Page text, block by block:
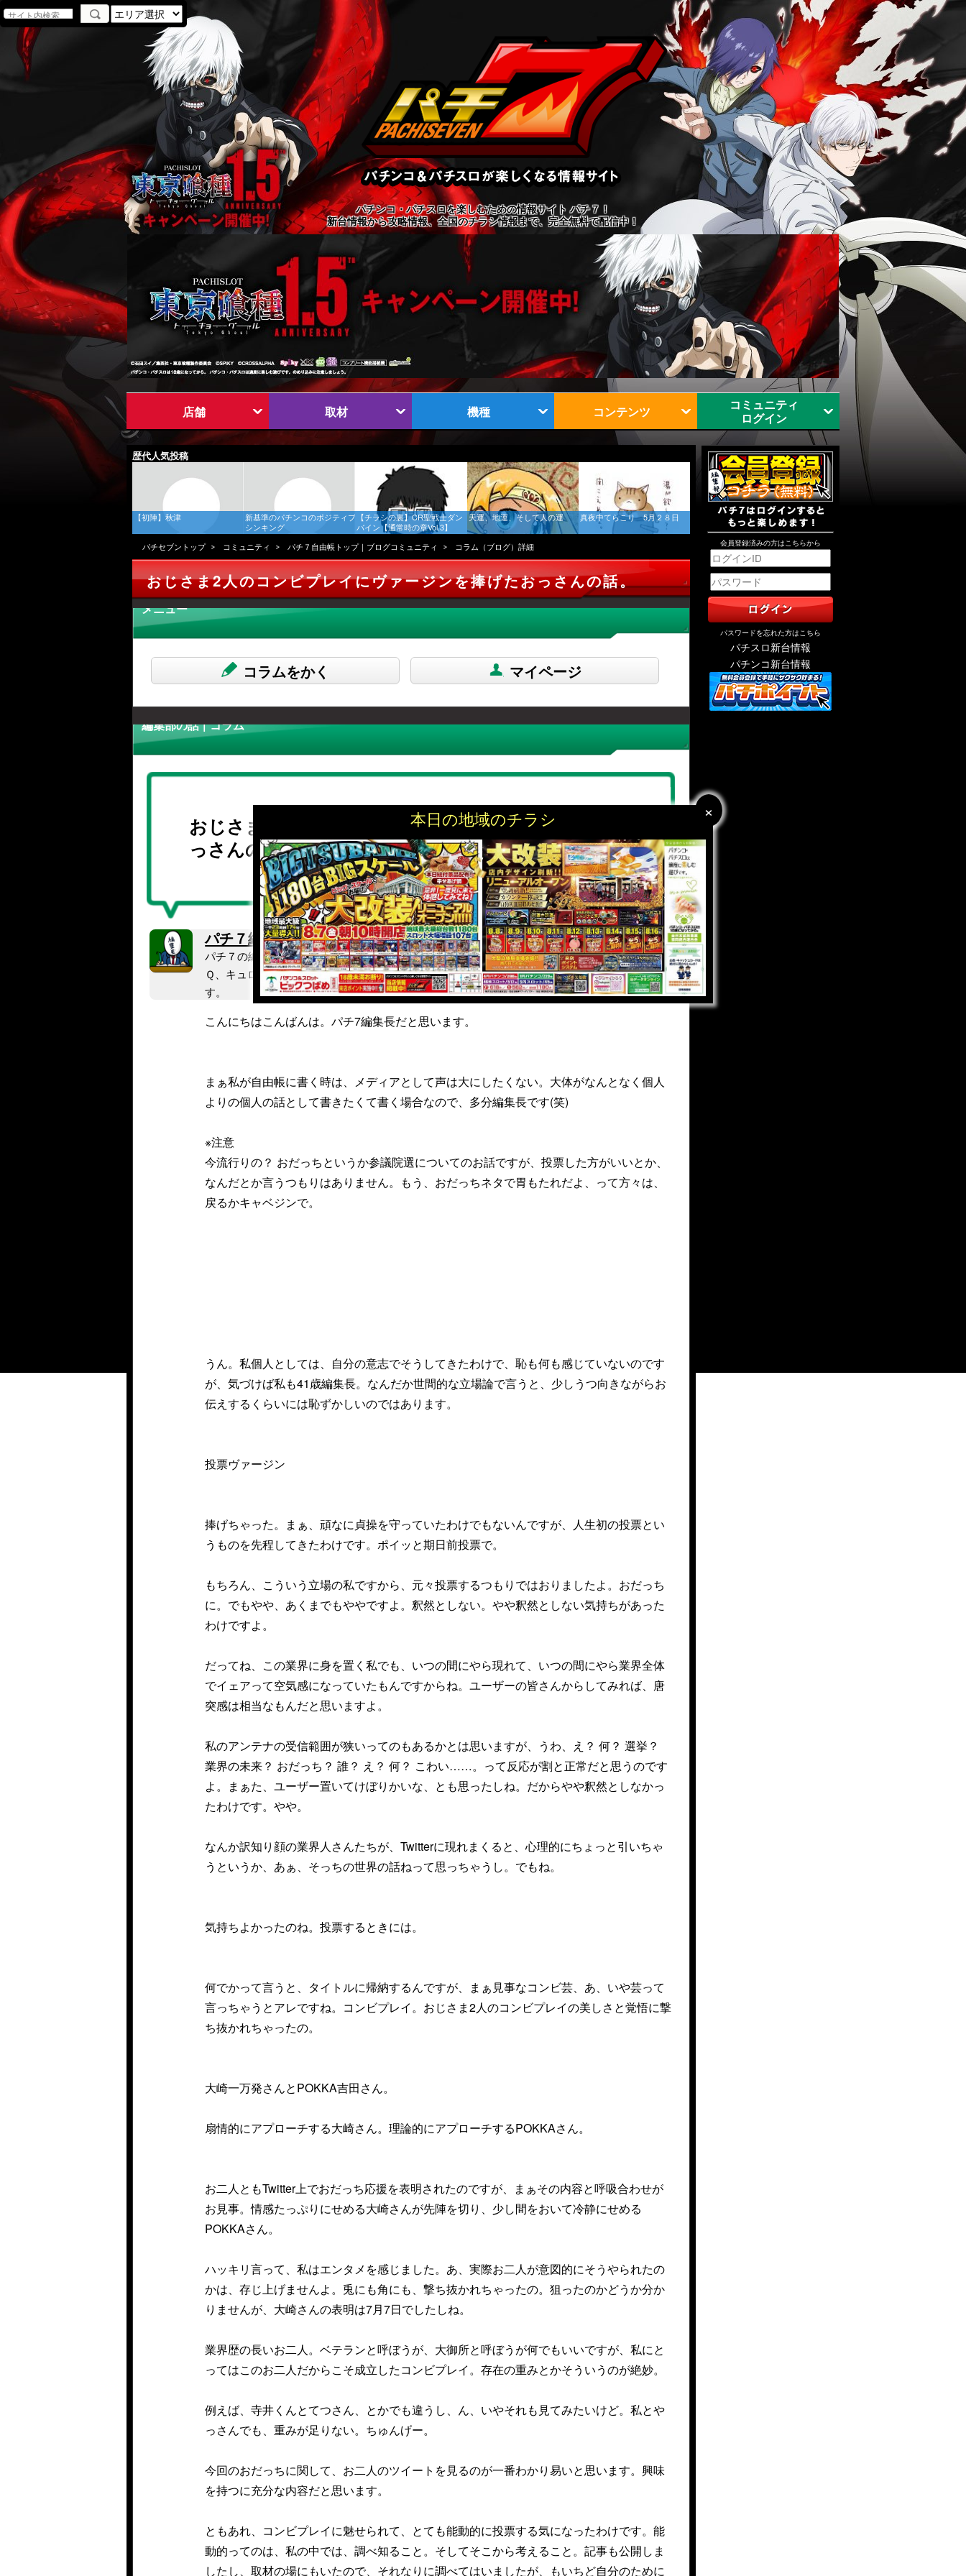
×
×
本日の地域のチラシ
パチンコ・パチスロを楽しむための情報サイト パチ７！
新台情報から攻略情報、全国のチラシ情報まで、完全無料で配信中！
店舗 取材 機種 コンテンツ
コミュニティ
ログイン
歴代人気投稿
【初陣】秋津
新基準のパチンコのポジティブ
シンキング
【チラシの裏】CR聖戦士ダン
バイン【通常時の章Vol.3】
天運、地運、そして人の運 真夜中てらこり 5月２８日
パチセブントップ コミュニティ パチ７自由帳トップ｜ブログコミュニティ コラム（ブログ）詳細
おじさま2人のコンビプレイにヴァージンを捧げたおっさんの話。
メニュー
コラムをかく マイページ
編集部の話 | コラム
おじさま2人のコンビプレイにヴァージンを捧げたお
っさんの話。
パチ７編集長さん
パチ７の編集長やっています。 歴代好きな機種は「花火、ホロ
Ｑ、キュロゴス、初代ルパン」など。どうぞよろしくお願いしま
す。
投稿日：2019/07/13 20:18
こんにちはこんばんは。パチ7編集長だと思います。
まぁ私が自由帳に書く時は、メディアとして声は大にしたくない。大体がなんとなく個人
よりの個人の話として書きたくて書く場合なので、多分編集長です(笑)
※注意
今流行りの？ おだっちというか参議院選についてのお話ですが、投票した方がいいとか、
なんだとか言うつもりはありません。もう、おだっちネタで胃もたれだよ、って方々は、
戻るかキャベジンで。
うん。私個人としては、自分の意志でそうしてきたわけで、恥も何も感じていないのです
が、気づけば私も41歳編集長。なんだか世間的な立場論で言うと、少しうつ向きながらお
伝えするくらいには恥ずかしいのではあります。
投票ヴァージン
捧げちゃった。まぁ、頑なに貞操を守っていたわけでもないんですが、人生初の投票とい
うものを先程してきたわけです。ポイッと期日前投票で。
もちろん、こういう立場の私ですから、元々投票するつもりではおりましたよ。おだっち
に。でもやや、あくまでもややですよ。釈然としない。やや釈然としない気持ちがあった
わけですよ。
だってね、この業界に身を置く私でも、いつの間にやら現れて、いつの間にやら業界全体
でイェアって空気感になっていたもんですからね。ユーザーの皆さんからしてみれば、唐
突感は相当なもんだと思いますよ。
私のアンテナの受信範囲が狭いってのもあるかとは思いますが、うわ、え？ 何？ 選挙？
業界の未来？ おだっち？ 誰？ え？ 何？ こわい……。って反応が割と正常だと思うのです
よ。まぁた、ユーザー置いてけぼりかいな、とも思ったしね。だからやや釈然としなかっ
たわけです。やや。
なんか訳知り顔の業界人さんたちが、Twitterに現れまくると、心理的にちょっと引いちゃ
うというか、あぁ、そっちの世界の話ねって思っちゃうし。でもね。
気持ちよかったのね。投票するときには。
何でかって言うと、タイトルに帰納するんですが、まぁ見事なコンビ芸、あ、いや芸って
言っちゃうとアレですね。コンビプレイ。おじさま2人のコンビプレイの美しさと覚悟に撃
ち抜かれちゃったの。
大崎一万発さんとPOKKA吉田さん。
扇情的にアプローチする大崎さん。理論的にアプローチするPOKKAさん。
お二人ともTwitter上でおだっち応援を表明されたのですが、まぁその内容と呼吸合わせが
お見事。情感たっぷりにせめる大崎さんが先陣を切り、少し間をおいて冷静にせめる
POKKAさん。
ハッキリ言って、私はエンタメを感じました。あ、実際お二人が意図的にそうやられたの
かは、存じ上げませんよ。兎にも角にも、撃ち抜かれちゃったの。狙ったのかどうか分か
りませんが、大崎さんの表明は7月7日でしたしね。
業界歴の長いお二人。ベテランと呼ぼうが、大御所と呼ぼうが何でもいいですが、私にと
ってはこのお二人だからこそ成立したコンビプレイ。存在の重みとかそういうのが絶妙。
例えば、寺井くんとてつさん、とかでも違うし、ん、いやそれも見てみたいけど。私とや
っさんでも、重みが足りない。ちゅんげー。
今回のおだっちに関して、お二人のツイートを見るのが一番わかり易いと思います。興味
を持つに充分な内容だと思います。
ともあれ、コンビプレイに魅せられて、とても能動的に投票する気になったわけです。能
動的ってのは、私の中では、調べ知ること。そしてそこから考えること。記事も公開しま
したし、取材の場にもいたので、それなりに調べてはいましたが、もいちど自分のために
会員登録済みの方はこちらから
パスワードを忘れた方はこちら
パチスロ新台情報
パチンコ新台情報